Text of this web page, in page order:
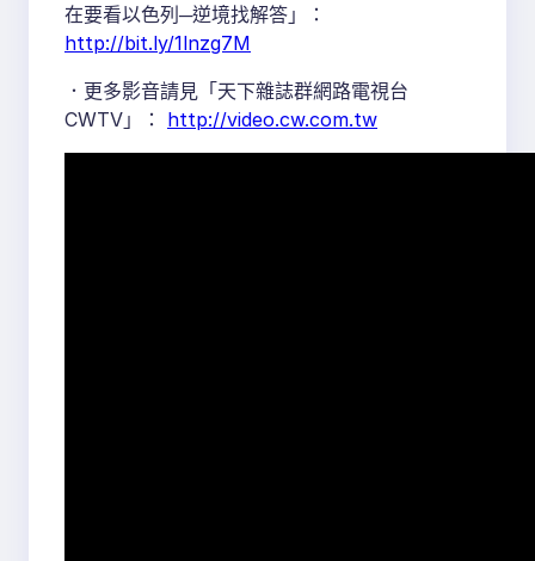
在要看以色列─逆境找解答」：
http://bit.ly/1lnzg7M
．更多影音請見「天下雜誌群網路電視台
CWTV」： http://video.cw.com.tw